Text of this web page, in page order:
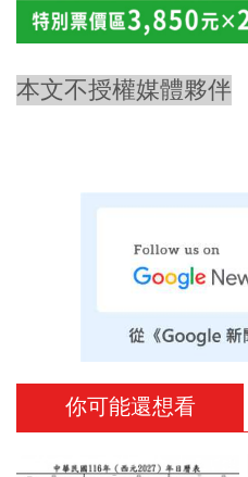
本文不授權媒體夥伴
你可能還想看